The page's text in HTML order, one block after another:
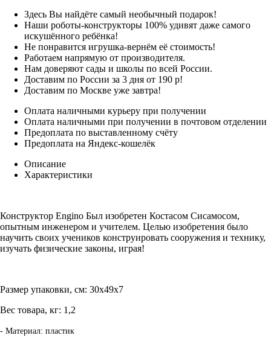
Здесь Вы найдёте самый необычный подарок!
Наши роботы-конструкторы 100% удивят даже самого
искушённого ребёнка!
Не понравится игрушка-вернём её стоимость!
Работаем напрямую от производителя.
Нам доверяют сады и школы по всей России.
Доставим по России за 3 дня от 190 р!
Доставим по Москве уже завтра!
Оплата наличными курьеру при получении
Оплата наличными при получении в почтовом отделении
Предоплата по выставленному счёту
Предоплата на Яндекс-кошелёк
Описание
Характеристики
Конструктор Engino Был изобретен Костасом Сисамосом,
опытным инженером и учителем. Целью изобретения было
научить своих учеников конструировать сооружения и технику,
изучать физические законы, играя!
Размер упаковки, см: 30х49х7
Вес товара, кг: 1,2
- Материал: пластик